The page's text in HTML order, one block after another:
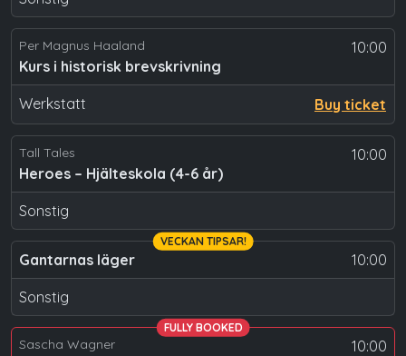
10:00
Per Magnus Haaland
Kurs i historisk brevskrivning
Werkstatt Buy ticket
10:00
Tall Tales
Heroes – Hjälteskola (4-6 år)
Sonstig
10:00
Gantarnas läger
Sonstig
VECKAN TIPSAR!
10:00
Sascha Wagner
FULLY BOOKED